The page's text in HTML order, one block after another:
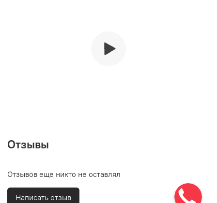
Отзывы
Отзывов еще никто не оставлял
Написать отзыв